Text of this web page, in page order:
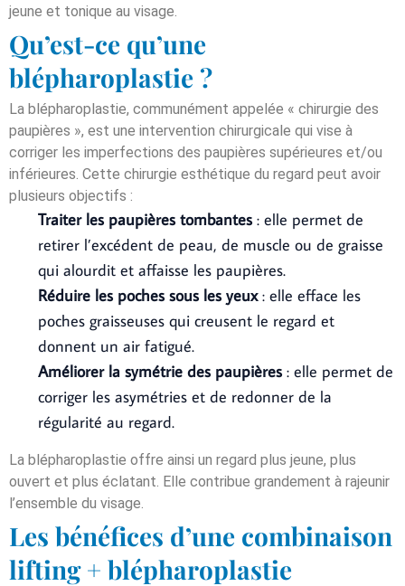
jeune et tonique au visage.
Qu’est-ce qu’une
blépharoplastie ?
La blépharoplastie, communément appelée « chirurgie des
paupières », est une intervention chirurgicale qui vise à
corriger les imperfections des paupières supérieures et/ou
inférieures. Cette chirurgie esthétique du regard peut avoir
plusieurs objectifs :
Traiter les paupières tombantes : elle permet de
retirer l’excédent de peau, de muscle ou de graisse
qui alourdit et affaisse les paupières.
Réduire les poches sous les yeux: elle efface les
poches graisseuses qui creusent le regard et
donnent un air fatigué.
Améliorer la symétrie des paupières : elle permet de
corriger les asymétries et de redonner de la
régularité au regard.
La blépharoplastie offre ainsi un regard plus jeune, plus
ouvert et plus éclatant. Elle contribue grandement à rajeunir
l’ensemble du visage.
Les bénéfices d’une combinaison
lifting + blépharoplastie